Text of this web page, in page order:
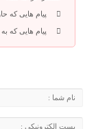
پیام هایی که
پیام هایی که